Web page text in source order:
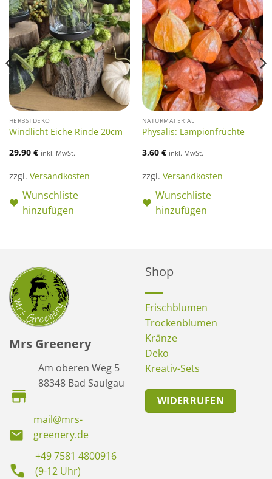
HERBSTDEKO
Windlicht Eiche Rinde 20cm
29,90 € inkl. MwSt.
zzgl. Versandkosten
Wunschliste
hinzufügen
NATURMATERIAL
Physalis: Lampionfrüchte
3,60 € inkl. MwSt.
zzgl. Versandkosten
Wunschliste
hinzufügen
Mrs Greenery
Am oberen Weg 5
88348 Bad Saulgau
mail@mrs-
greenery.de
+49 7581 4800916
(9-12 Uhr)
Shop
Frischblumen
Trockenblumen
Kränze
Deko
Kreativ-Sets
WIDERRUFEN